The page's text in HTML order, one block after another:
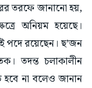
তরফে জানানো হয়,
অনিয়ম হয়েছে।
পদে রয়েছেন। ছ’জন
তদন্ত চলাকালীন
হবে না বলেও জানান